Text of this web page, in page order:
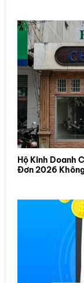
Hộ Kinh Doanh
Đơn 2026